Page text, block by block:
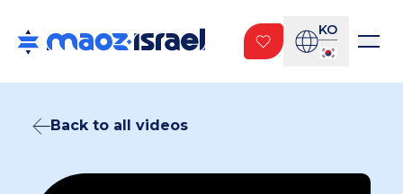
KO
Back to all videos